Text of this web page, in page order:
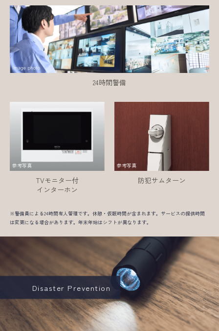
Image photo
24時間警備
参考写真
TVモニター付
インターホン
参考写真
防犯サムターン
※警備員による24時間有人管理です。休憩・仮眠時間が含まれます。サービスの提供時間
は変更になる場合があります。年末年始はシフトが異なります。
Disaster Prevention